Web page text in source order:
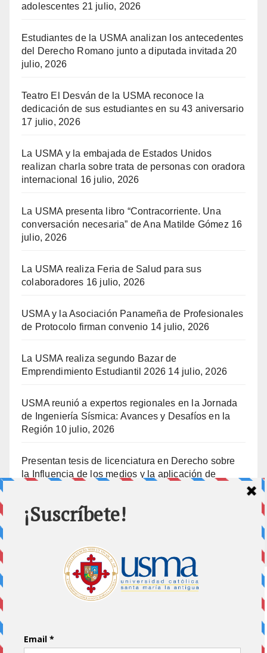
adolescentes 21 julio, 2026
Estudiantes de la USMA analizan los antecedentes
del Derecho Romano junto a diputada invitada 20
julio, 2026
Teatro El Desván de la USMA reconoce la
dedicación de sus estudiantes en su 43 aniversario
17 julio, 2026
La USMA y la embajada de Estados Unidos
realizan charla sobre trata de personas con oradora
internacional
16 julio, 2026
La USMA presenta libro “Contracorriente. Una
conversación necesaria” de Ana Matilde Gómez 16
julio, 2026
La USMA realiza Feria de Salud para sus
colaboradores 16 julio, 2026
USMA y la Asociación Panameña de Profesionales
de Protocolo firman convenio 14 julio, 2026
La USMA realiza segundo Bazar de
Emprendimiento Estudiantil 2026 14 julio, 2026
USMA reunió a expertos regionales en la Jornada
de Ingeniería Sísmica: Avances y Desafíos en la
Región 10 julio, 2026
Presentan tesis de licenciatura en Derecho sobre
la Influencia de los medios y la aplicación de